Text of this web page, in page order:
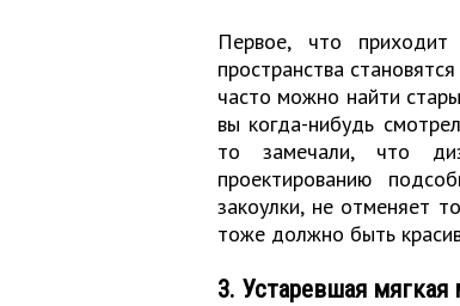
Первое, что
пространства
часто можно найти
вы когда-нибудь
то замечали, что
проектированию
закоулки, не отменяет
тоже должно быть
3. Устаревшая мягкая